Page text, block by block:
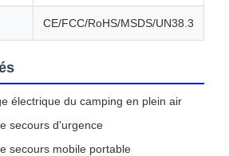
CE/FCC/RoHS/MSDS/UN38.3
électrique du camping en plein air
secours d'urgence
secours mobile portable